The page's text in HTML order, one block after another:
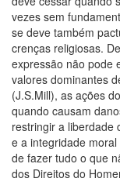
vezes sem
se deve também
crenças religiosas.
expressão não pode
valores dominantes
(J.S.Mill), as ações
quando causam
restringir a liberdade
e a integridade
de fazer tudo o que
dos Direitos do